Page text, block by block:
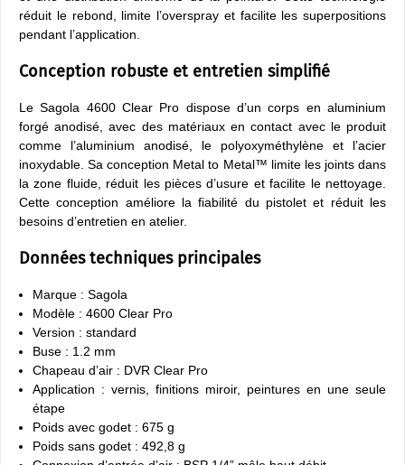
réduit le rebond, limite l’overspray et facilite les superpositions
pendant l’application.
Conception robuste et entretien simplifié
Le Sagola 4600 Clear Pro dispose d’un corps en aluminium
forgé anodisé, avec des matériaux en contact avec le produit
comme l’aluminium anodisé, le polyoxyméthylène et l’acier
inoxydable. Sa conception Metal to Metal™ limite les joints dans
la zone fluide, réduit les pièces d’usure et facilite le nettoyage.
Cette conception améliore la fiabilité du pistolet et réduit les
besoins d’entretien en atelier.
Données techniques principales
Marque : Sagola
Modèle : 4600 Clear Pro
Version : standard
Buse : 1.2 mm
Chapeau d’air : DVR Clear Pro
Application : vernis, finitions miroir, peintures en une seule
étape
Poids avec godet : 675 g
Poids sans godet : 492,8 g